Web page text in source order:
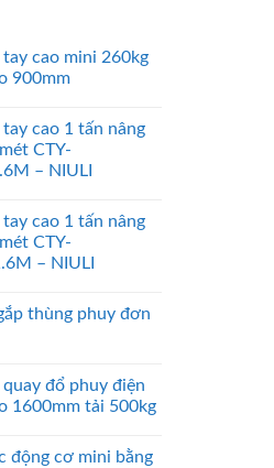
tay cao mini 260kg
900mm
tay cao 1 tấn nâng
CTY-
– NIULI
tay cao 1 tấn nâng
CTY-
– NIULI
thùng phuy đơn
quay đổ phuy điện
1600mm tải 500kg
động cơ mini bằng